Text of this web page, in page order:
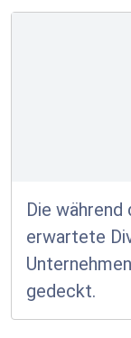
Die
erwartete
gedeckt.